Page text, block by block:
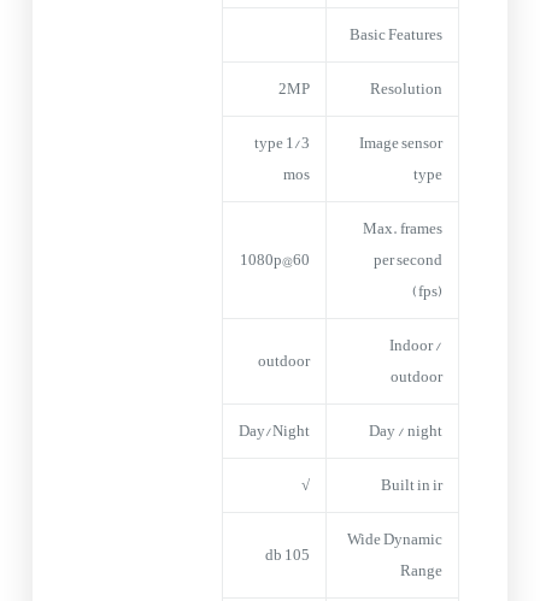
Basic Features
Resolution
2MP
Image sensor
type
1/3 type
mos
Max. frames
per second
(fps)
60@1080p
Indoor /
outdoor
outdoor
Day / night
Day/Night
Built in ir
√
Wide Dynamic
Range
105 db